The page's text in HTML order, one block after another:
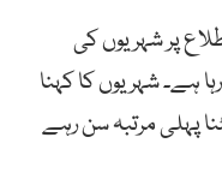
پر شہریوں کی
ہے۔ شہریوں کا کہنا
پہلی مرتبہ سن رہے